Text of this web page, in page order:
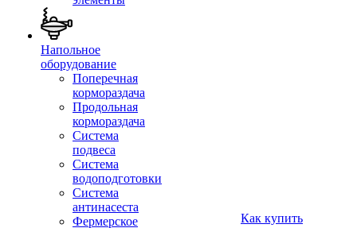
Напольное
оборудование
Поперечная
кормораздача
Продольная
кормораздача
Система
подвеса
Система
водоподготовки
Система
антинасеста
Фермерское
Как купить